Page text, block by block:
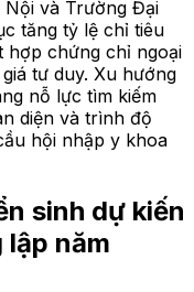
và Trường Đại
tăng tỷ lệ chỉ tiêu
hợp chứng chỉ ngoại
tư duy. Xu hướng
nỗ lực tìm kiếm
diện và trình độ
hội nhập y khoa
sinh dự kiến
năm